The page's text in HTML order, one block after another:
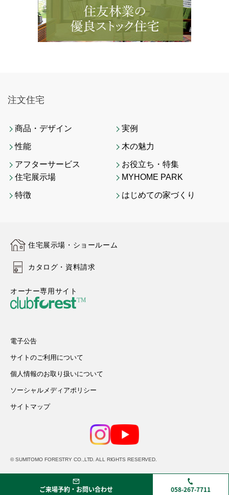
ご来場予約・お問い合わせ 058-267-7711
注文住宅
商品・デザイン
性能
アフターサービス
実例
木の魅力
お役立ち・特集
住宅展示場
特徴
MYHOME PARK
はじめての家づくり
住宅展示場・ショールーム
カタログ・資料請求
オーナー専用サイト
電子公告
サイトのご利用について
個人情報のお取り扱いについて
ソーシャルメディアポリシー
サイトマップ
© SUMITOMO FORESTRY CO.,LTD. ALL RIGHTS RESERVED.